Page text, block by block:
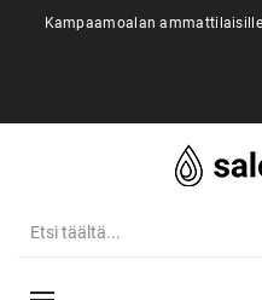
Kampaamoalan